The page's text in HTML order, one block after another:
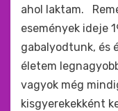
ahol laktam.
események ideje
gabalyodtunk, és
életem
vagyok még
kisgyerekekként